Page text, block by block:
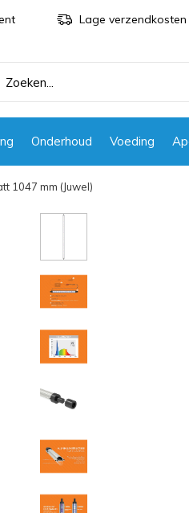
Onderhoud Voeding
Lage verzendkosten
1047 mm (Juwel)